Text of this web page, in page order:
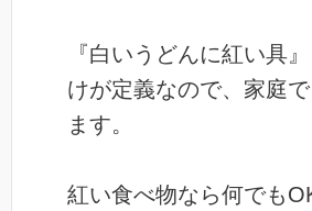
『白いうどんに紅い具
けが定義なので、家庭
ます。
紅い食べ物なら何でも